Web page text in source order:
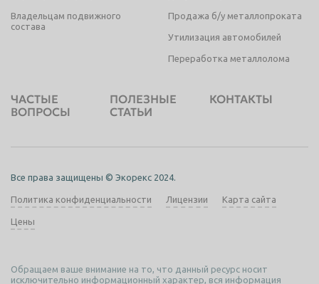
Владельцам подвижного
состава
Продажа б/у металлопроката
Утилизация автомобилей
Переработка металлолома
ЧАСТЫЕ
ВОПРОСЫ
ПОЛЕЗНЫЕ
СТАТЬИ
КОНТАКТЫ
Все права защищены © Экорекс 2024.
Политика конфиденциальности Лицензии Карта сайта
Цены
Обращаем ваше внимание на то, что данный ресурс носит
исключительно информационный характер, вся информация